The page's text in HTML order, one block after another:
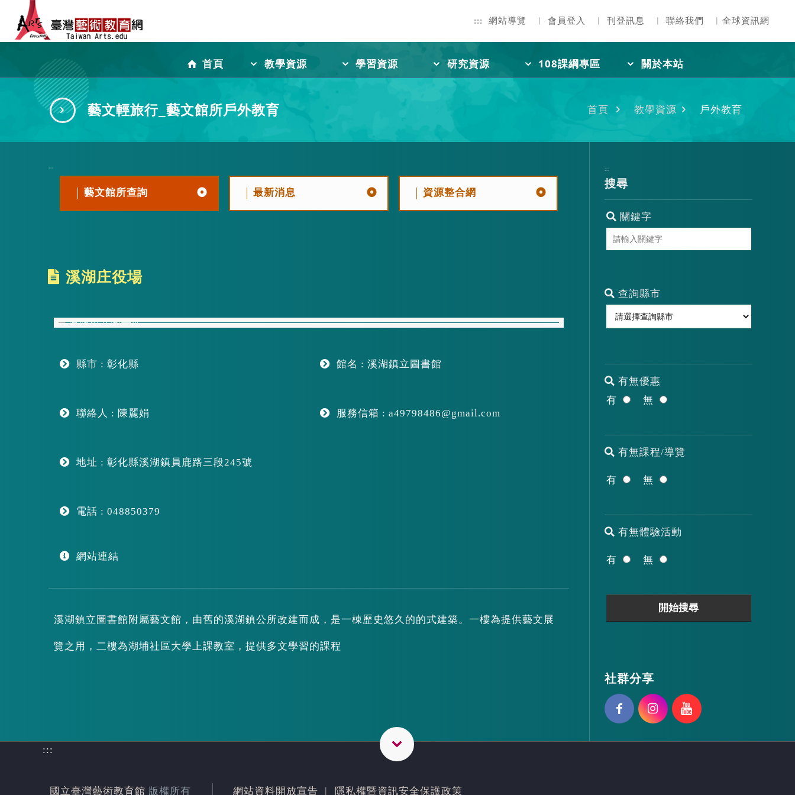
主
要
::: 網站導覽 會員登入 刊登訊息 聯絡我們 全球資訊網
首頁 教學資源 學習資源 研究資源 108課綱專區 關於本站
藝文輕旅行_藝文館所戶外教育 首頁 教學資源 戶外教育
:::
藝文館所查詢 最新消息 資源整合網
溪湖庄役場
縣市 : 彰化縣 館名 : 溪湖鎮立圖書館
聯絡人 : 陳麗娟 服務信箱 : a49798486@gmail.com
地址 : 彰化縣溪湖鎮員鹿路三段245號
電話 : 048850379
網站連結
溪湖鎮立圖書館附屬藝文館，由舊的溪湖鎮公所改建而成，是一棟歷史悠久的的式建築。一樓為提供藝文展
覽之用，二樓為湖埔社區大學上課教室，提供多文學習的課程
:::
搜尋
關鍵字
查詢縣市
有無優惠
有
無
有無課程/導覽
有 無
有無體驗活動
有 無
社群分享
:::
國立臺灣藝術教育館 版權所有 網站資料開放宣告 ︳ 隱私權暨資訊安全保護政策